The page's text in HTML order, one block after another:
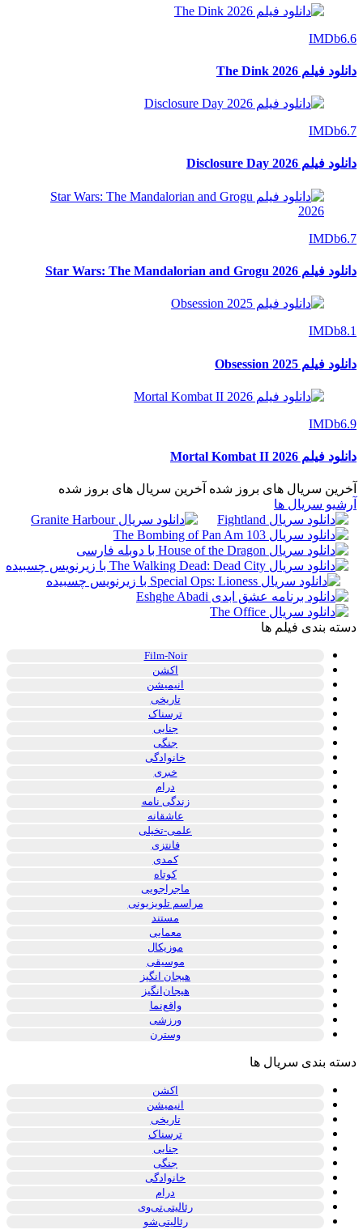
IMDb6.6
دانلود فیلم The Dink 2026
IMDb6.7
دانلود فیلم Disclosure Day 2026
IMDb6.7
دانلود فیلم Star Wars: The Mandalorian and Grogu 2026
IMDb8.1
دانلود فیلم Obsession 2025
IMDb6.9
دانلود فیلم Mortal Kombat II 2026
آخرین سریال های بروز شده آخرین سریال های بروز شده
آرشیو سریال ها
دسته بندی فیلم ها
Film-Noir
اکشن
انیمیشن
تاریخی
ترسناک
جنایی
جنگی
خانوادگی
خبری
درام
زندگی نامه
عاشقانه
علمی-تخیلی
فانتزی
کمدی
کوتاه
ماجراجویی
مراسم تلویزیونی
مستند
معمایی
موزیکال
موسیقی
هیجان انگیز
هیجان‌انگیز
واقع‌نما
ورزشی
وسترن
دسته بندی سریال ها
اکشن
انیمیشن
تاریخی
ترسناک
جنایی
جنگی
خانوادگی
درام
رئالیتی‌تی‌وی
رئالیتی‌شو